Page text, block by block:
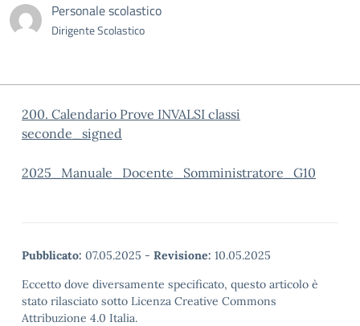
Personale scolastico
Dirigente Scolastico
200. Calendario Prove INVALSI classi
seconde_signed
2025_Manuale_Docente_Somministratore_G10
Pubblicato: 07.05.2025 - Revisione: 10.05.2025
Eccetto dove diversamente specificato, questo articolo è
stato rilasciato sotto Licenza Creative Commons
Attribuzione 4.0 Italia.